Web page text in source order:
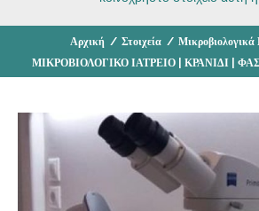
Αρχική / Στοιχεία / Μικροβιολογικά
ΜΙΚΡΟΒΙΟΛΟΓΙΚΟ ΙΑΤΡΕΙΟ | ΚΡΑΝΙΔΙ |